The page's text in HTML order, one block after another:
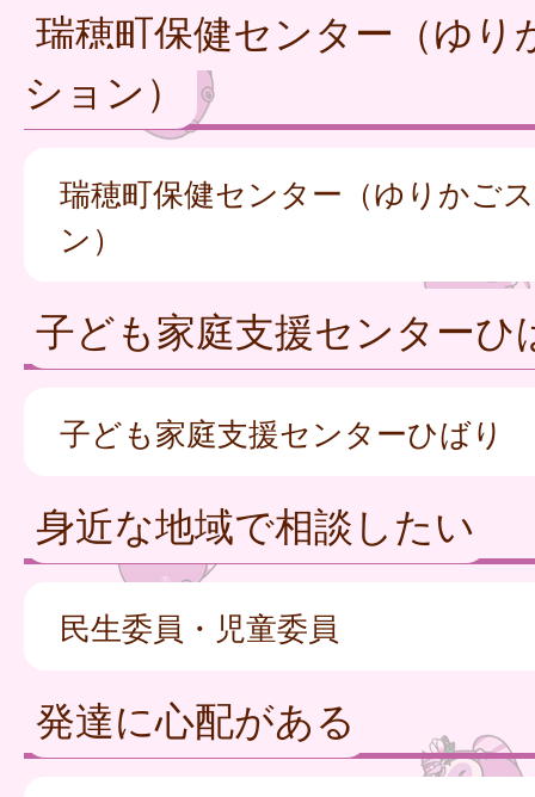
瑞穂町保健センター（ゆり
ション）
瑞穂町保健センター（ゆりかご
ン）
子ども家庭支援センターひ
子ども家庭支援センターひばり
身近な地域で相談したい
民生委員・児童委員
発達に心配がある